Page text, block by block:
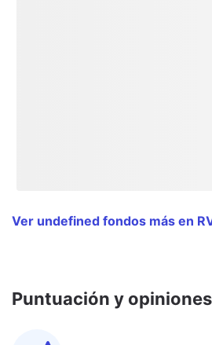
Ver undefined fondos más en
Puntuación y opiniones